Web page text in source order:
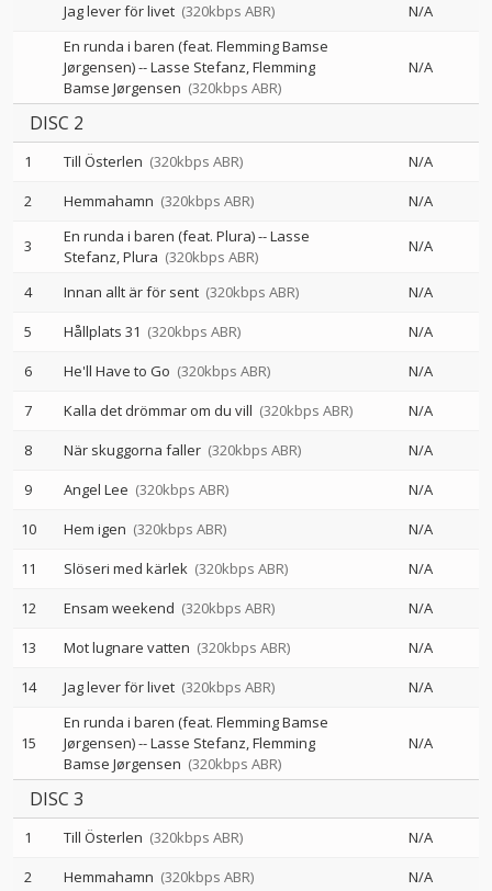
Jag lever för livet (320kbps ABR)
N/A
En runda i baren (feat. Flemming Bamse
Jørgensen)--Lasse Stefanz Flemming
Bamse Jørgensen (320kbps ABR)
N/A
DISC 2
1 Till Österlen (320kbps ABR)
N/A
2
Hemmahamn (320kbps ABR) N/A
3 En runda i baren (feat. Plura)--Lasse
Stefanz Plura (320kbps ABR)
N/A
4 Innan allt är för sent (320kbps ABR)
N/A
5
Hållplats 31 (320kbps ABR)
N/A
6
He'll Have to Go (320kbps ABR)
N/A
7
Kalla det drömmar om du vill (320kbps ABR)
N/A
8
När skuggorna faller (320kbps ABR)
N/A
9
Angel Lee (320kbps ABR)
N/A
10
Hem igen (320kbps ABR)
N/A
11
Slöseri med kärlek (320kbps ABR)
N/A
12
Ensam weekend (320kbps ABR)
N/A
13
Mot lugnare vatten (320kbps ABR)
N/A
14
Jag lever för livet (320kbps ABR) N/A
15
En runda i baren (feat. Flemming Bamse
Jørgensen)--Lasse Stefanz Flemming
Bamse Jørgensen (320kbps ABR)
N/A
DISC 3
1 Till Österlen (320kbps ABR)
N/A
2
Hemmahamn (320kbps ABR) N/A